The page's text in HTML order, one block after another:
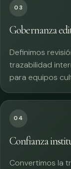
03
Gobernanza
Definimos
trazabilidad
para equipos
04
Confianza
Convertimos la